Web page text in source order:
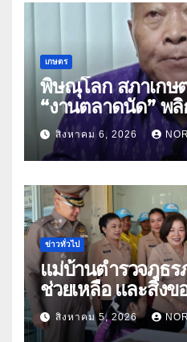
เกษตร
พิษณุโลก สภาเกษ
“งานตลาดนัด” พ
“เกษตรรุ่งเรืองเมื
ประโยชน์เกษตรก
คู่ธุรกิจดันสินค้าเ
สิงหาคม 6, 2026
ข่าวทั่วไป
แม่บ้านตำรวจภูธร
ช่วยเหลือ และสิ่ง
ธิดา ข้าราชการตำรวจจังหวัด
อุทัยธานี
สิงหาคม 5, 2026